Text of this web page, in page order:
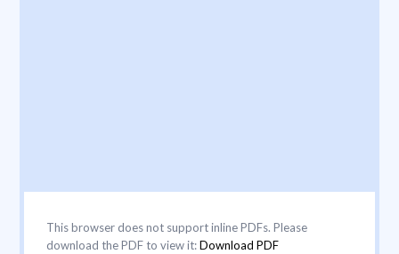
This browser does not support inline PDFs. Please
download the PDF to view it:Download PDF